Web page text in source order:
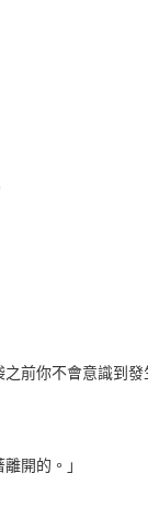
前你不會意識到
開的。」